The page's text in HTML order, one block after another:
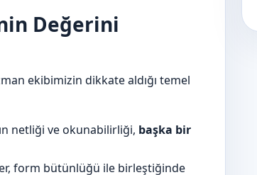
Değerini
ekibimizin dikkate aldığı temel
netliği ve okunabilirliği, başka bir
form bütünlüğü ile birleştiğinde